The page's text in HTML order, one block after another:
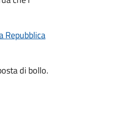
Repubblica
di bollo.